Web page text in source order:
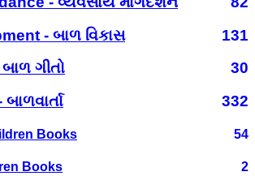
- બાળ વિકાસ
131
ગીતો
30
332
Books 54
Books 2